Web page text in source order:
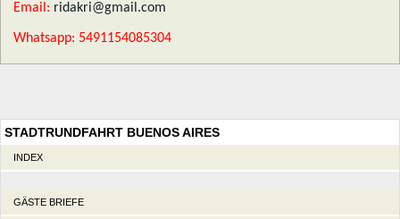
Email: ridakri@gmail.com
Whatsapp: 5491154085304
STADTRUNDFAHRT BUENOS AIRES
INDEX
GÄSTE BRIEFE